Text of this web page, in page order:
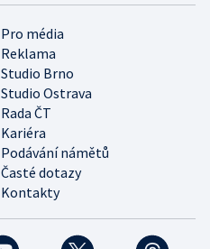
Pro média
Reklama
Studio Brno
Studio Ostrava
Rada ČT
Kariéra
Podávání námětů
Časté dotazy
Kontakty